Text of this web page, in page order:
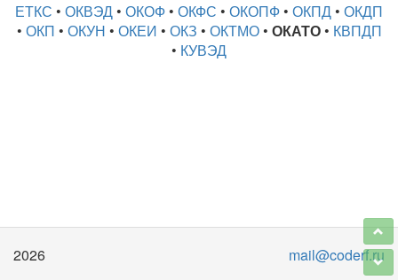
ЕТКС • ОКВЭД • ОКОФ • ОКФС • ОКОПФ • ОКПД • ОКДП
• ОКП • ОКУН • ОКЕИ • ОКЗ • ОКТМО• ОКАТО• КВПДП
• КУВЭД
2026 mail@coderf.ru